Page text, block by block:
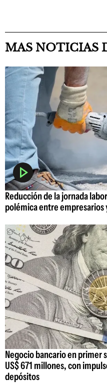
MAS NOTICIAS
Reducción de la jornada
polémica entre empresarios
Negocio bancario en primer
US$ 671 millones, con
depósitos